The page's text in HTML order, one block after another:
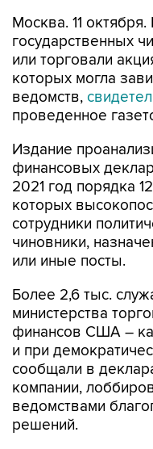
Москва. 11
государственных
или торговали
которых могла
ведомств,
проведенное
Издание
финансовых
2021 год порядка
которых
сотрудники
чиновники,
или иные посты.
Более 2,6 тыс.
министерства
финансов США –
и при
сообщали в
компании,
ведомствами
решений.